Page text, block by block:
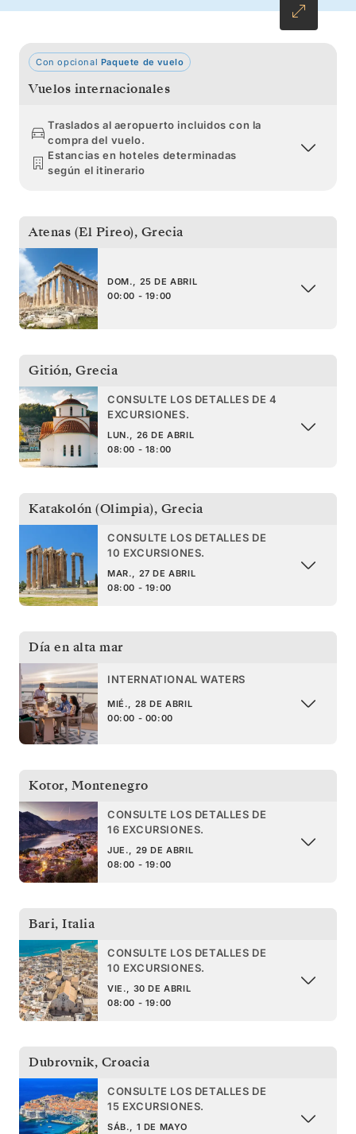
Italia le acompañarán durante todo el viaje.
Con opcional Paquete de vuelo
Vuelos internacionales
Traslados al aeropuerto incluidos con la
compra del vuelo.
Estancias en hoteles determinadas
según el itinerario
Atenas (El Pireo), Grecia
DOM., 25 DE ABRIL
00:00 - 19:00
Gitión, Grecia
CONSULTE LOS DETALLES DE 4
EXCURSIONES.
LUN., 26 DE ABRIL
08:00 - 18:00
Katakolón (Olimpia), Grecia
CONSULTE LOS DETALLES DE
10 EXCURSIONES.
MAR., 27 DE ABRIL
08:00 - 19:00
Día en alta mar
INTERNATIONAL WATERS
MIÉ., 28 DE ABRIL
00:00 - 00:00
Kotor, Montenegro
CONSULTE LOS DETALLES DE
16 EXCURSIONES.
JUE., 29 DE ABRIL
08:00 - 19:00
Bari, Italia
CONSULTE LOS DETALLES DE
10 EXCURSIONES.
VIE., 30 DE ABRIL
08:00 - 19:00
Dubrovnik, Croacia
CONSULTE LOS DETALLES DE
15 EXCURSIONES.
SÁB., 1 DE MAYO